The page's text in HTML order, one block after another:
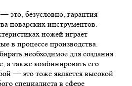
это, безусловно, гарантия
поварских инструментов.
ножей играет
в процессе производства.
необходимое для создания
а также комбинировать его
— это тоже является высокой
специалиста в сфере